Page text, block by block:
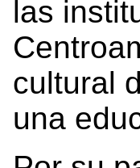
las
cultural
una